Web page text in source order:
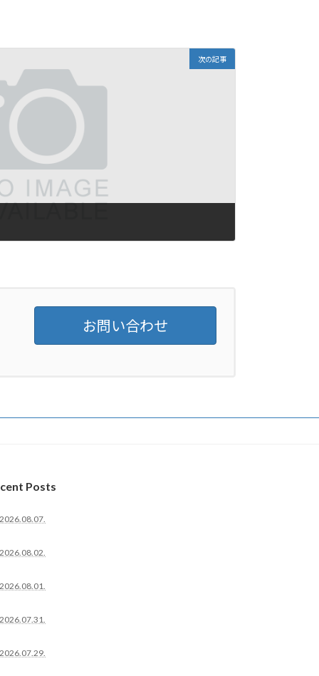
次の記事
お問い合わせ
Posts
2026.08.07.
2026.08.02.
2026.08.01.
2026.07.31.
2026.07.29.